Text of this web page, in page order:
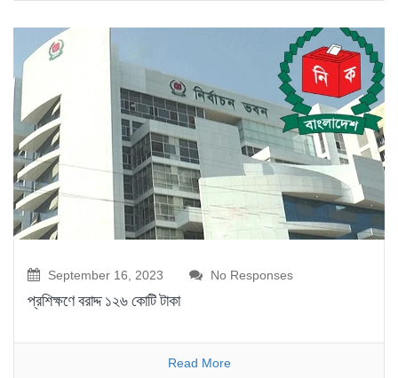
September 16, 2023 No Responses
প্রশিক্ষণে বরাদ্দ ১২৬ কোটি টাকা
Read More